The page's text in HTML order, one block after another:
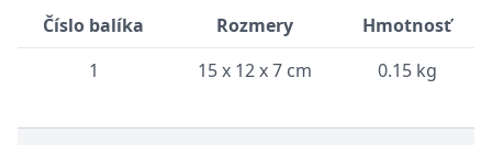
Číslo balíka Rozmery
Hmotnosť
1
15 x 12 x 7 cm 0.15 kg